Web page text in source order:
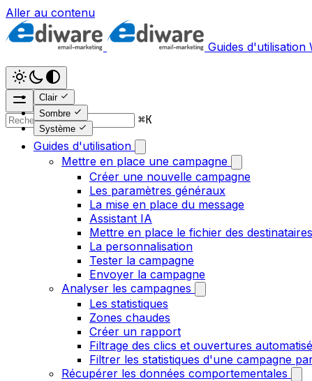
Aller au contenu
Guides d'utilisation
Clair
Sombre
Système
⌘K
Guides d'utilisation
Mettre en place une campagne
Créer une nouvelle campagne
Les paramètres généraux
La mise en place du message
Assistant IA
Mettre en place le fichier des destinataires
La personnalisation
Tester la campagne
Envoyer la campagne
Analyser les campagnes
Les statistiques
Zones chaudes
Créer un rapport
Filtrage des clics et ouvertures
Filtrer les statistiques d'une campagne
Récupérer les données comportementales